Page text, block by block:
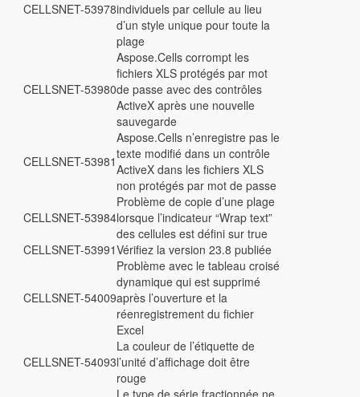
CELLSNET-53978individuels par cellule au lieu
d’un style unique pour toute la
plage
CELLSNET-53980
Aspose.Cells corrompt les
fichiers XLS protégés par mot
de passe avec des contrôles
ActiveX après une nouvelle
sauvegarde
CELLSNET-53981
Aspose.Cells n’enregistre pas le
texte modifié dans un contrôle
ActiveX dans les fichiers XLS
non protégés par mot de passe
CELLSNET-53984
Problème de copie d’une plage
lorsque l’indicateur “Wrap text”
des cellules est défini sur true
CELLSNET-53991Vérifiez la version 23.8 publiée
CELLSNET-54009
Problème avec le tableau croisé
dynamique qui est supprimé
après l’ouverture et la
réenregistrement du fichier
Excel
CELLSNET-54093
La couleur de l’étiquette de
l’unité d’affichage doit être
rouge
Le type de série fractionnée ne